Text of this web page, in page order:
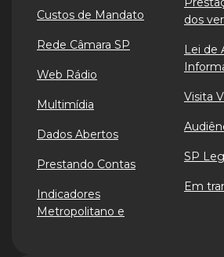
Custos de Mandato
Rede Câmara SP
Web Rádio
Multimídia
Dados Abertos
Prestando Contas
Indicadores
Metropolitano e
dos
Lei de
Visita
SP
Em